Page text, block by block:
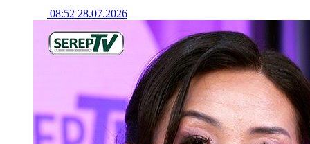
08:52 28.07.2026